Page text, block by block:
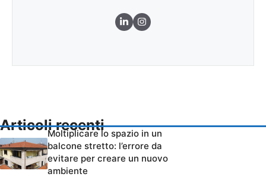
Articoli recenti
Moltiplicare lo spazio in un
balcone stretto: l’errore da
evitare per creare un nuovo
ambiente